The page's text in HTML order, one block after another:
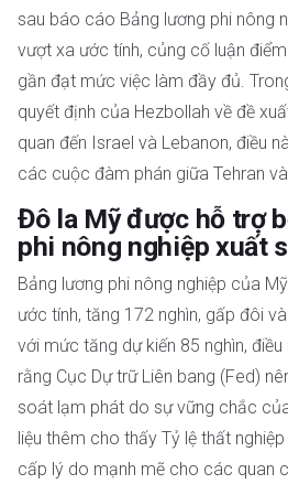
sau báo cáo Bảng lương phi nông
vượt xa ước tính, củng cố luận
gần đạt mức việc làm đầy đủ.
quyết định của Hezbollah về đề
quan đến Israel và Lebanon, điều
các cuộc đàm phán giữa Tehran
Đô la Mỹ được hỗ trợ
phi nông nghiệp xuất
Bảng lương phi nông nghiệp của
ước tính, tăng 172 nghìn, gấp đôi
với mức tăng dự kiến 85 nghìn,
rằng Cục Dự trữ Liên bang (Fed)
soát lạm phát do sự vững chắc
liệu thêm cho thấy Tỷ lệ thất
cấp lý do mạnh mẽ cho các quan